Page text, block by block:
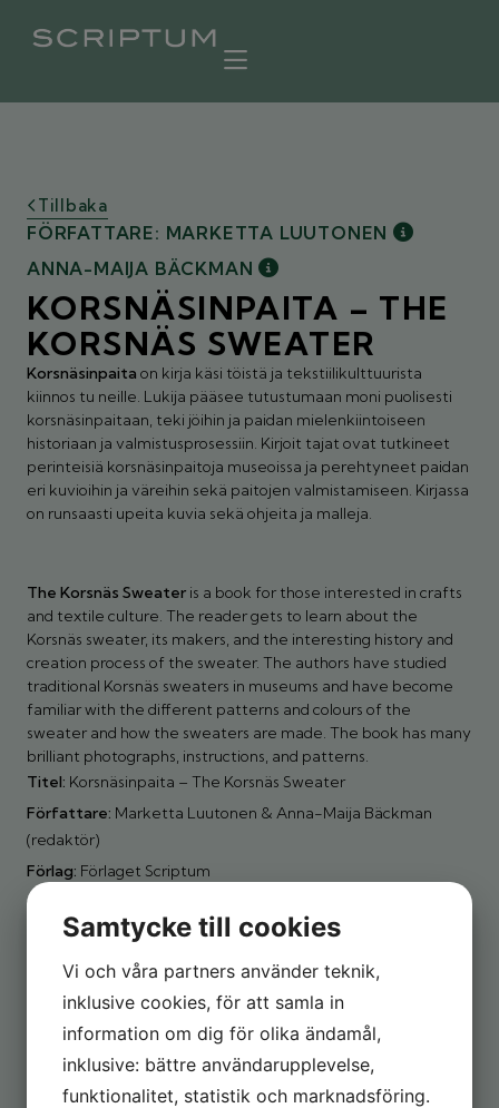
Tillbaka
FÖRFATTARE: MARKETTA LUUTONEN
ANNA-MAIJA BÄCKMAN
KORSNÄSINPAITA – THE
KORSNÄS SWEATER
Korsnäsinpaita on kirja käsi töistä ja tekstiilikulttuurista
kiinnos tu neille. Lukija pääsee tutustumaan moni puolisesti
korsnäsinpaitaan, teki jöihin ja paidan mielenkiintoiseen
historiaan ja valmistusprosessiin. Kirjoit tajat ovat tutkineet
perinteisiä korsnäsinpaitoja museoissa ja perehtyneet paidan
eri kuvioihin ja väreihin sekä paitojen valmistamiseen. Kirjassa
on runsaasti upeita kuvia sekä ohjeita ja malleja.
The Korsnäs Sweater is a book for those interested in crafts
and textile culture. The reader gets to learn about the
Korsnäs sweater, its makers, and the interesting history and
creation process of the sweater. The authors have studied
traditional Korsnäs sweaters in museums and have become
familiar with the different patterns and colours of the
sweater and how the sweaters are made. The book has many
brilliant photographs, instructions, and patterns.
Titel: Korsnäsinpaita – The Korsnäs Sweater
Författare: Marketta Luutonen & Anna-Maija Bäckman
(redaktör)
Förlag: Förlaget Scriptum
Grafisk design:
fotografier)
Boktyp:
Hantverk | Häftad
ISBN:978-952-7523-50-6
Sidoantal:
184 s
Utgivningsår:
Våren 2026
lager status:
Utkommit
Samtycke till cookies
Vi och våra partners använder teknik,
inklusive cookies, för att samla in
information om dig för olika ändamål,
inklusive: bättre användarupplevelse,
funktionalitet, statistik och marknadsföring.